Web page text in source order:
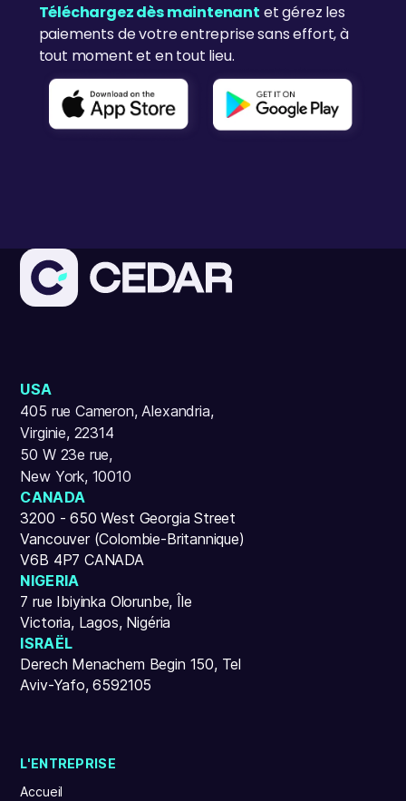
Téléchargez dès maintenant et gérez les
paiements de votre entreprise sans effort, à
tout moment et en tout lieu.
USA
405 rue Cameron, Alexandria,
Virginie, 22314
50 W 23e rue,
New York, 10010
CANADA
3200 - 650 West Georgia Street
Vancouver (Colombie-Britannique)
V6B 4P7 CANADA
NIGERIA
7 rue Ibiyinka Olorunbe, Île
Victoria, Lagos, Nigéria
ISRAËL
Derech Menachem Begin 150, Tel
Aviv-Yafo, 6592105
L'ENTREPRISE
Accueil